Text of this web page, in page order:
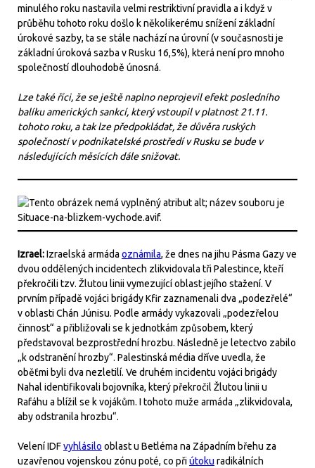
minulého roku nastavila velmi restriktivní pravidla a i když v
průběhu tohoto roku došlo k několikerému snížení základní
úrokové sazby, ta se stále nachází na úrovní (v současnosti je
základní úroková sazba v Rusku 16,5%), která není pro mnoho
společností dlouhodobě únosná.
Lze také říci, že se ještě naplno neprojevil efekt posledního
balíku amerických sankcí, který vstoupil v platnost 21.11.
tohoto roku, a tak lze předpokládat, že důvěra ruských
společností v podnikatelské prostředí v Rusku se bude v
následujících měsících dále snižovat.
Izrael:Izraelská armáda oznámila, že dnes na jihu Pásma Gazy ve
dvou oddělených incidentech zlikvidovala tři Palestince, kteří
překročili tzv. Žlutou linii vymezující oblast jejího stažení. V
prvním případě vojáci brigády Kfir zaznamenali dva „podezřelé“
v oblasti Chán Júnisu. Podle armády vykazovali „podezřelou
činnost“ a přibližovali se k jednotkám způsobem, který
představoval bezprostřední hrozbu. Následně je letectvo zabilo
„k odstranění hrozby“. Palestinská média dříve uvedla, že
oběťmi byli dva nezletilí. Ve druhém incidentu vojáci brigády
Nahal identifikovali bojovníka, který překročil Žlutou linii u
Rafáhu a blížil se k vojákům. I tohoto muže armáda „zlikvidovala,
aby odstranila hrozbu“.
Velení IDFvyhlásilo oblast u Betléma na Západním břehu za
uzavřenou vojenskou zónu poté, co přiútoku radikálních